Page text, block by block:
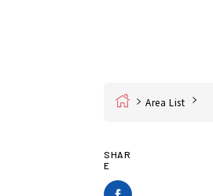
Home Area List
SHAR
E